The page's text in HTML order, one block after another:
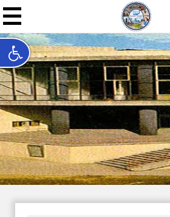
שלי
בעריכת אילן
להיסטוריה של תל אביב ותולדות ארץ ישראל -
חייגו עכשיו: 052-7747748
שלחו פנייה:ilan@mytelaviv.co.il
English עברית צור קשר